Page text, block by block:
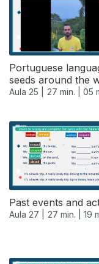
Portuguese
seeds around the
Aula 25 | 27 min. | 05
Past events and
Aula 27 | 27 min. | 19